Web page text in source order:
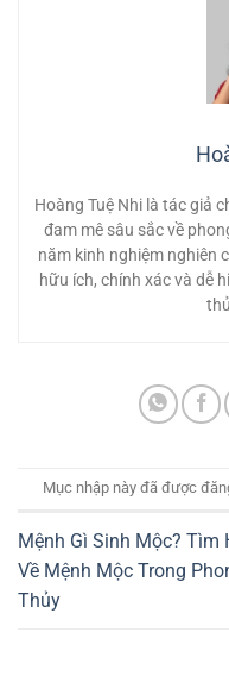
Hoàng Tuệ Nhi là tác giả
đam mê sâu sắc về
năm kinh nghiệm nghiên
hữu ích, chính xác và dễ
Mục nhập này đã được
Mệnh Gì Sinh Mộc? Tìm
Về Mệnh Mộc Trong
Thủy